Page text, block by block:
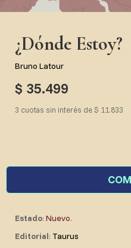
¿Dónde Estoy?
Bruno Latour
$ 35.499
3 cuotas sin interés de $ 11.833
Estado: Nuevo.
Editorial: Taurus